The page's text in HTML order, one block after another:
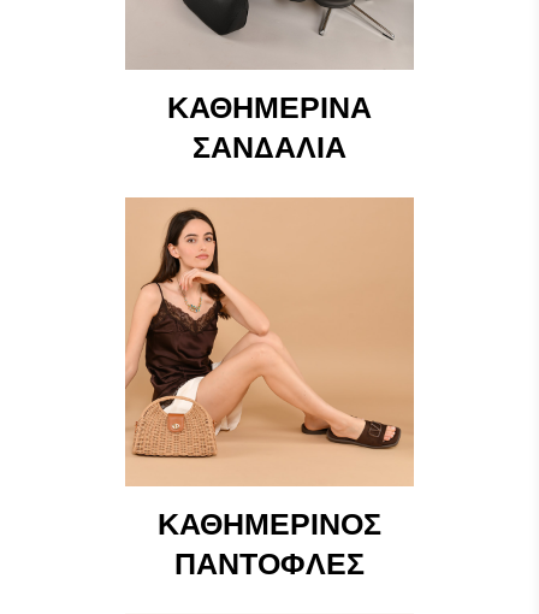
ΚΑΘΗΜΕΡΙΝΆ
ΣΑΝΔΆΛΙΑ
ΚΑΘΗΜΕΡΙΝΌΣ
ΠΑΝΤΌΦΛΕΣ